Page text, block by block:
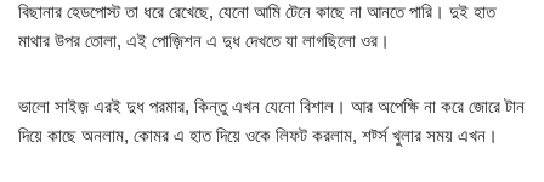
বিছানার হেডপোস্ট তা ধরে রেখেছে, যেনো আমি টেনে কাছে না আনতে পারি। দুই হাত
মাথার উপর তোলা, এই পোজ়িশন এ দুধ দেখতে যা লাগছিলো ওর।
ভালো সাইজ় এরই দুধ পরমার, কিন্তু এখন যেনো বিশাল। আর অপেক্ষি না করে জোরে টান
দিয়ে কাছে অনলাম, কোমর এ হাত দিয়ে ওকে লিফট করলাম, শর্ট্স খুলার সময় এখন।